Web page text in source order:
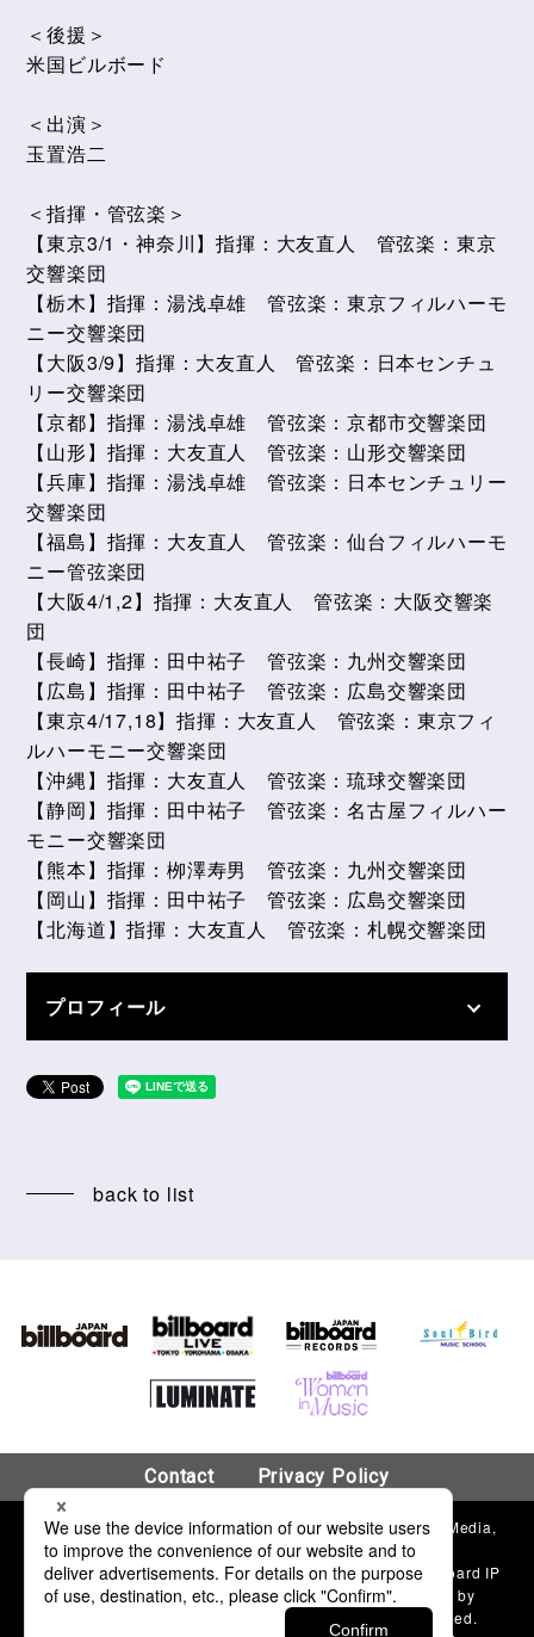
＜後援＞
米国ビルボード
＜出演＞
玉置浩二
＜指揮・管弦楽＞
【東京3/1・神奈川】指揮：大友直人 管弦楽：東京
交響楽団
【栃木】指揮：湯浅卓雄 管弦楽：東京フィルハーモ
ニー交響楽団
【大阪3/9】指揮：大友直人 管弦楽：日本センチュ
リー交響楽団
【京都】指揮：湯浅卓雄 管弦楽：京都市交響楽団
【山形】指揮：大友直人 管弦楽：山形交響楽団
【兵庫】指揮：湯浅卓雄 管弦楽：日本センチュリー
交響楽団
【福島】指揮：大友直人 管弦楽：仙台フィルハーモ
ニー管弦楽団
【大阪4/1,2】指揮：大友直人 管弦楽：大阪交響楽
団
【長崎】指揮：田中祐子 管弦楽：九州交響楽団
【広島】指揮：田中祐子 管弦楽：広島交響楽団
【東京4/17,18】指揮：大友直人 管弦楽：東京フィ
ルハーモニー交響楽団
【沖縄】指揮：大友直人 管弦楽：琉球交響楽団
【静岡】指揮：田中祐子 管弦楽：名古屋フィルハー
モニー交響楽団
【熊本】指揮：栁澤寿男 管弦楽：九州交響楽団
【岡山】指揮：田中祐子 管弦楽：広島交響楽団
【北海道】指揮：大友直人 管弦楽：札幌交響楽団
プロフィール
back to list
Contact Privacy Policy
© 2018 Hanshin Contents Link Corporation & Billboard Media,
LLC.
“Billboard”®, name and logo used by permission of Billboard IP
Holdings, LLC. The Billboard charts and content used by
permission of Billboard Media, LLC. All Rights Reserved.